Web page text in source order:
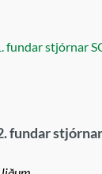
fundar stjórnar
fundar